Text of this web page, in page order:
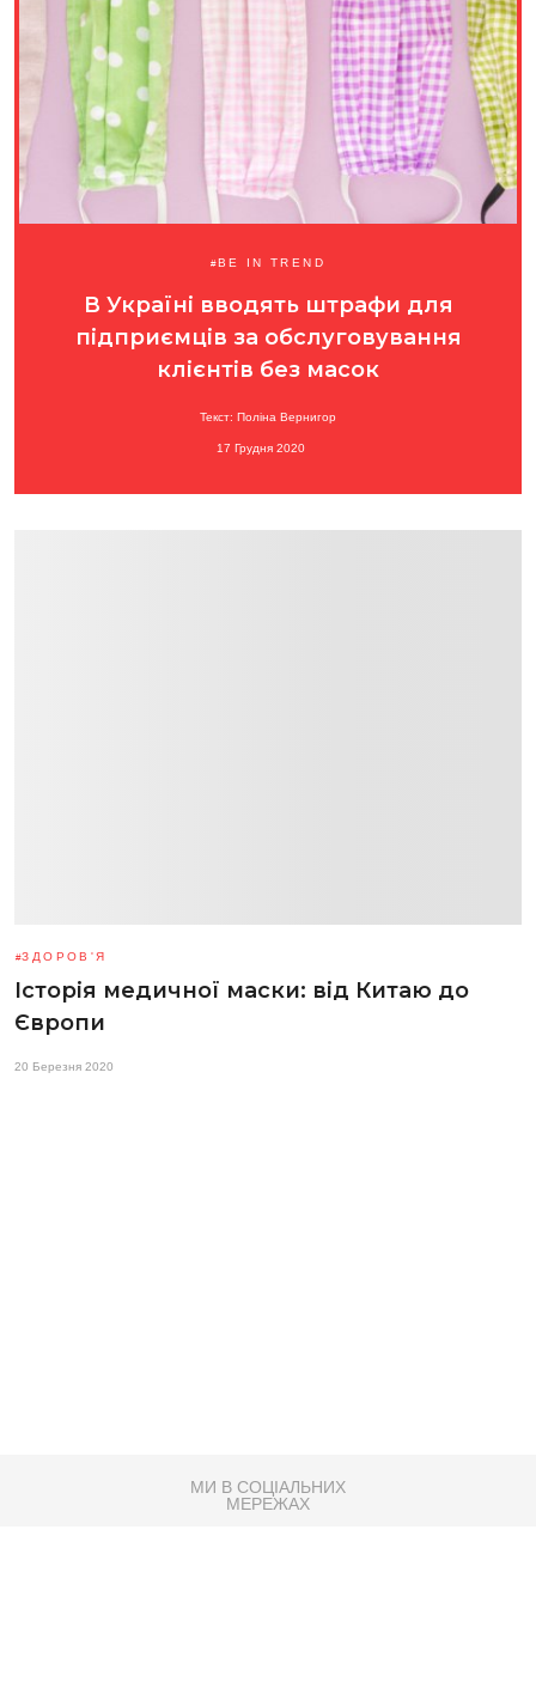
BE IN TREND
В Україні вводять штрафи для
підприємців за обслуговування
клієнтів без масок
Текст: Поліна Вернигор
17 Грудня 2020
ЗДОРОВ'Я
Історія медичної маски: від Китаю до
Європи
20 Березня 2020
МИ В СОЦІАЛЬНИХ
МЕРЕЖАХ